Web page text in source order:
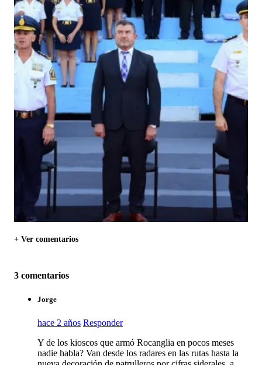
+ Ver comentarios
3 comentarios
Jorge
hace 2 años Responder
Y de los kioscos que armó Rocanglia en pocos meses
nadie habla? Van desde los radares en las rutas hasta la